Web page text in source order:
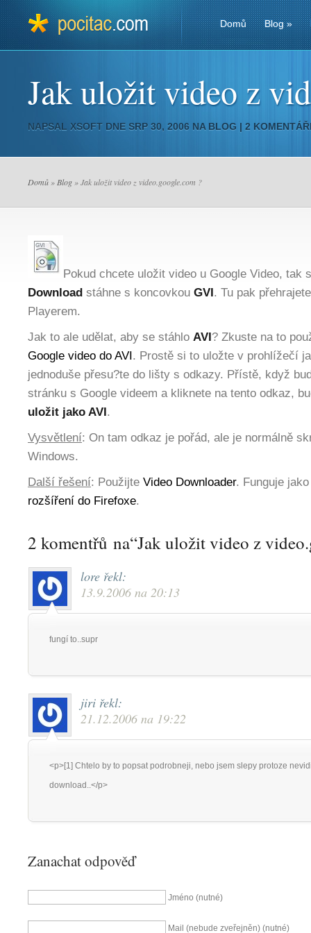
Domů Blog»
Jak uložit video z
NAPSAL XSOFT DNE SRP 30, 2006 NA BLOG | 2
Domů » Blog » Jak uložit video z video.google.com ?
Pokud chcete uložit video u Google Video, tak
Download stáhne s koncovkou GVI. Tu pak
Playerem.
Jak to ale udělat, aby se stáhlo AVI? Zkuste na to
Google video do AVI. Prostě si to uložte v prohlížečí
jednoduše přesu?te do lišty s odkazy. Přístě, když
stránku s Google videem a kliknete na tento odkaz,
uložit jako AVI.
Vysvětlení: On tam odkaz je pořád, ale je normálně
Windows.
Další řešení: Použijte Video Downloader. Funguje
rozšíření do Firefoxe.
2 komentřů na“Jak uložit video z
lore řekl:
13.9.2006 na 20:13
fungí to..supr
jiri řekl:
21.12.2006 na 19:22
<p>[1] Chtelo by to popsat podrobneji, nebo jsem slepy protoze
download..</p>
Zanachat odpověď
Jméno (nutné)
Mail (nebude zveřejněn) (nutné)